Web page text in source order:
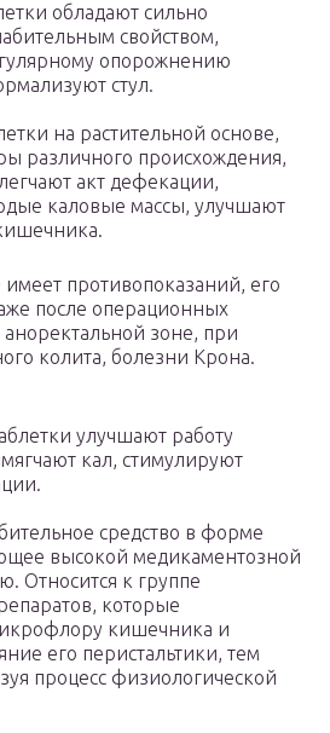
обладают сильно
свойством,
опорожнению
стул.
на растительной основе,
различного происхождения,
акт дефекации,
каловые массы, улучшают
противопоказаний, его
после операционных
зоне, при
колита, болезни Крона.
улучшают работу
кал, стимулируют
средство в форме
высокой медикаментозной
Относится к группе
которые
кишечника и
его перистальтики, тем
процесс физиологической